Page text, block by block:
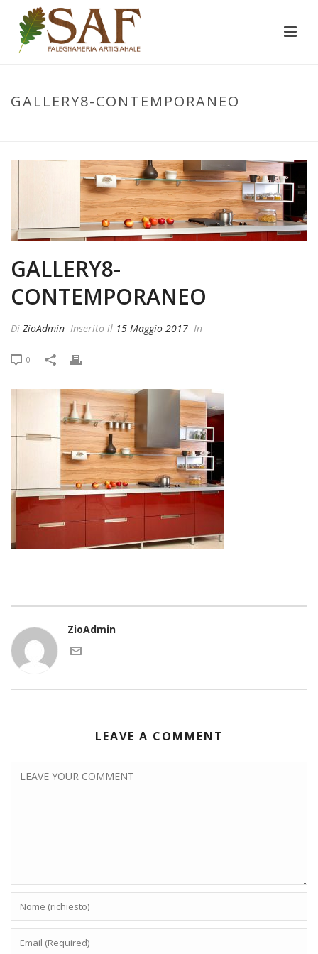
GALLERY8-CONTEMPORANEO
GALLERY8-
CONTEMPORANEO
Di ZioAdmin Inserito il 15 Maggio 2017 In
0
ZioAdmin
LEAVE A COMMENT